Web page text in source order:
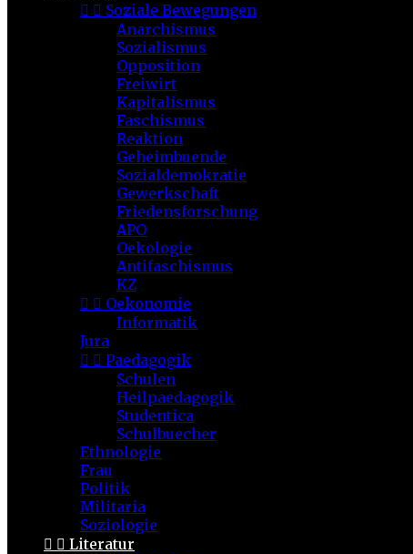
  Soziale Bewegungen
Anarchismus
Sozialismus
Opposition
Freiwirt
Kapitalismus
Faschismus
Reaktion
Geheimbuende
Sozialdemokratie
Gewerkschaft
Friedensforschung
APO
Oekologie
Antifaschismus
KZ
  Oekonomie
Informatik
Jura
  Paedagogik
Schulen
Heilpaedagogik
Studentica
Schulbuecher
Ethnologie
Frau
Politik
Militaria
Soziologie
  Literatur